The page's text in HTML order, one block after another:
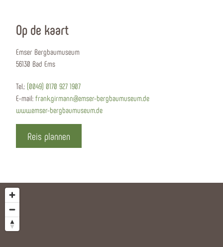
Op de kaart
Emser Bergbaumuseum
56130 Bad Ems
Tel.: (0049) 0170 927 1907
E-mail: frank.girmann@emser-bergbaumuseum.de
www.emser-bergbaumuseum.de
Reis plannen